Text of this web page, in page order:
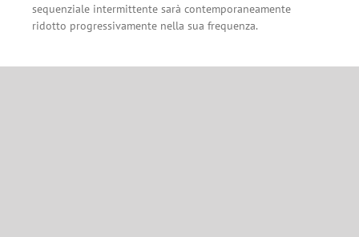
sequenziale intermittente sarà contemporaneamente
ridotto progressivamente nella sua frequenza.